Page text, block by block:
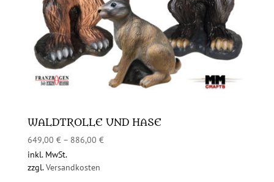
WALDTROLLE UND HASE
649,00 €– 886,00 €
inkl. MwSt.
zzgl.Versandkosten